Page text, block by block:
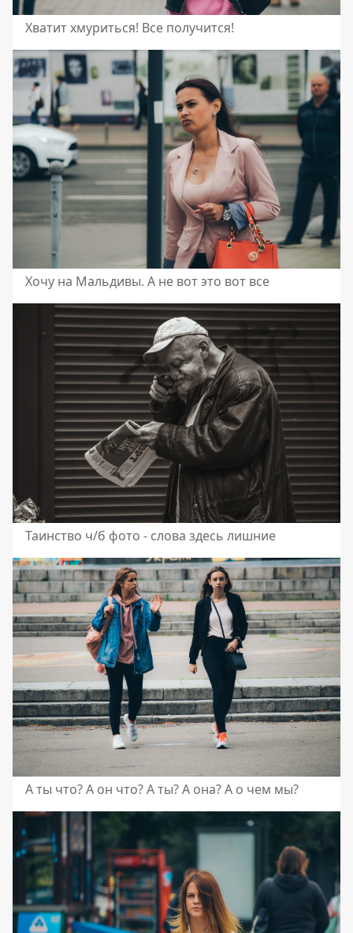
Хватит хмуриться! Все получится!
Хочу на Мальдивы. А не вот это вот все
Таинство ч/б фото - слова здесь лишние
А ты что? А он что? А ты? А она? А о чем мы?